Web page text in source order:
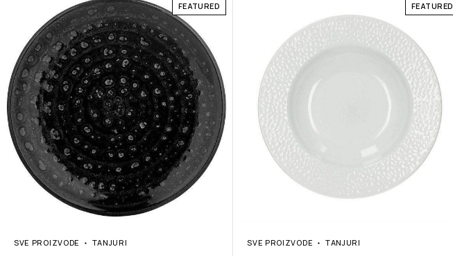
FEATURED
SVE PROIZVODE TANJURI
FEATURED
SVE PROIZVODE TANJURI